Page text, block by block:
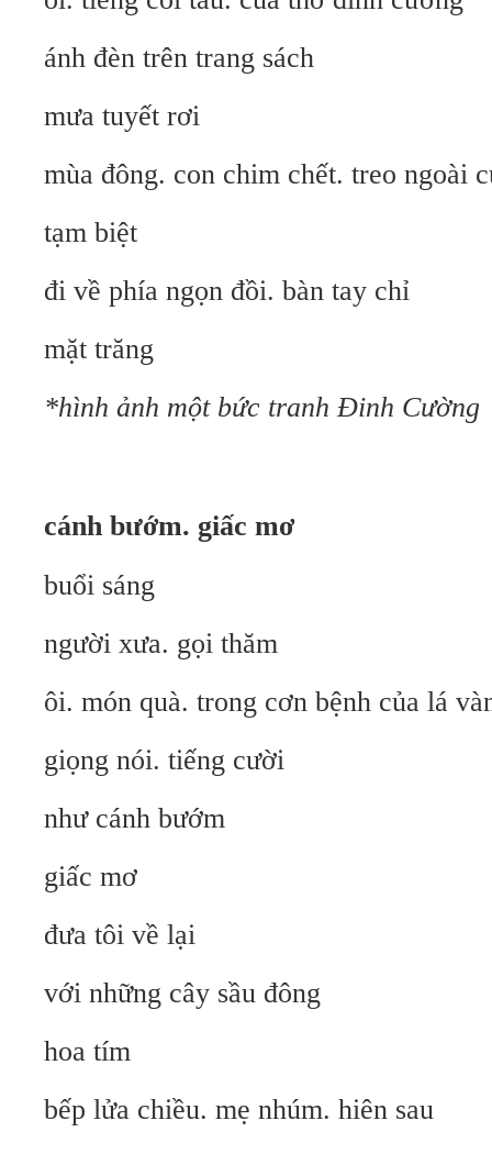
ánh đèn trên trang sách
mưa tuyết rơi
mùa đông. con chim chết. treo ngoài
tạm biệt
đi về phía ngọn đồi. bàn tay chỉ
mặt trăng
*hình ảnh một bức tranh Đinh Cường
cánh bướm. giấc mơ
buổi sáng
người xưa. gọi thăm
ôi. món quà. trong cơn bệnh của lá
giọng nói. tiếng cười
như cánh bướm
giấc mơ
đưa tôi về lại
với những cây sầu đông
hoa tím
bếp lửa chiều. mẹ nhúm. hiên sau